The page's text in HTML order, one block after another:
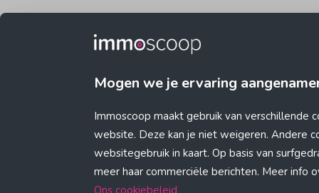
Mogen we je ervaring
Immoscoop maakt gebruik van verschillende
website. Deze kan je niet weigeren. Andere
websitegebruik in kaart. Op basis van
meer haar commerciële berichten. Meer info
Ons cookiebeleid